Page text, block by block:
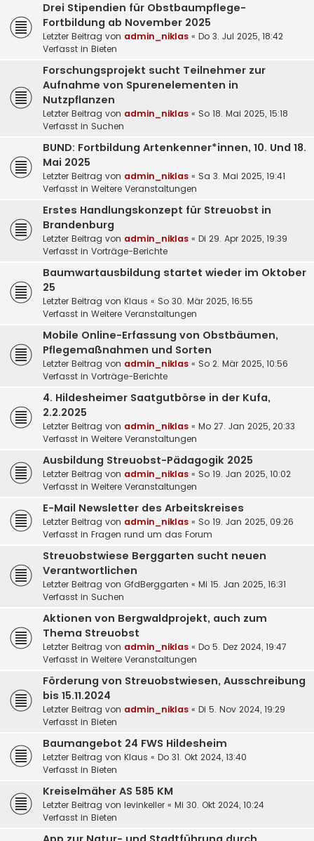
Drei Stipendien für Obstbaumpflege-
Fortbildung ab November 2025
Letzter Beitrag von admin_niklas « Do 3. Jul 2025, 18:42
Verfasst in Bieten
Forschungsprojekt sucht Teilnehmer zur
Aufnahme von Spurenelementen in
Nutzpflanzen
Letzter Beitrag von admin_niklas « So 18. Mai 2025, 15:18
Verfasst in Suchen
BUND: Fortbildung Artenkenner*innen, 10. Und 18.
Mai 2025
Letzter Beitrag von admin_niklas « Sa 3. Mai 2025, 19:41
Verfasst in Weitere Veranstaltungen
Erstes Handlungskonzept für Streuobst in
Brandenburg
Letzter Beitrag von admin_niklas « Di 29. Apr 2025, 19:39
Verfasst in Vorträge-Berichte
Baumwartausbildung startet wieder im Oktober
25
Letzter Beitrag von Klaus « So 30. Mär 2025, 16:55
Verfasst in Weitere Veranstaltungen
Mobile Online-Erfassung von Obstbäumen,
Pflegemaßnahmen und Sorten
Letzter Beitrag von admin_niklas « So 2. Mär 2025, 10:56
Verfasst in Vorträge-Berichte
4. Hildesheimer Saatgutbörse in der Kufa,
2.2.2025
Letzter Beitrag von admin_niklas « Mo 27. Jan 2025, 20:33
Verfasst in Weitere Veranstaltungen
Ausbildung Streuobst-Pädagogik 2025
Letzter Beitrag von admin_niklas « So 19. Jan 2025, 10:02
Verfasst in Weitere Veranstaltungen
E-Mail Newsletter des Arbeitskreises
Letzter Beitrag von admin_niklas « So 19. Jan 2025, 09:26
Verfasst in Fragen rund um das Forum
Streuobstwiese Berggarten sucht neuen
Verantwortlichen
Letzter Beitrag von GfdBerggarten « Mi 15. Jan 2025, 16:31
Verfasst in Suchen
Aktionen von Bergwaldprojekt, auch zum
Thema Streuobst
Letzter Beitrag von admin_niklas « Do 5. Dez 2024, 19:47
Verfasst in Weitere Veranstaltungen
Förderung von Streuobstwiesen, Ausschreibung
bis 15.11.2024
Letzter Beitrag von admin_niklas « Di 5. Nov 2024, 19:29
Verfasst in Bieten
Baumangebot 24 FWS Hildesheim
Letzter Beitrag von Klaus « Do 31. Okt 2024, 13:40
Verfasst in Bieten
Kreiselmäher AS 585 KM
Letzter Beitrag von levinkeller « Mi 30. Okt 2024, 10:24
Verfasst in Bieten